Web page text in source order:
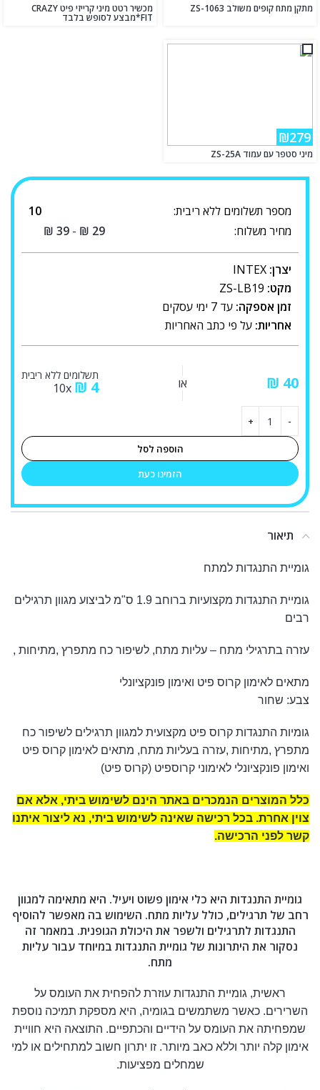
מתקן מתח קופים משולב ZS-1063 מכשיר רטט מיני קרייזי פיט CRAZY
FIT*מבצע לסופש בלבד
₪279
מיני סטפר עם עמוד ZS-25A
מספר תשלומים ללא ריבית:
10
מחיר משלוח:
₪ 29
-
₪ 39
יצרן: INTEX
מקט: ZS-LB19
זמן אספקה: עד 7 ימי עסקים
אחריות: על פי כתב האחריות
₪ או
תשלומים ללא ריבית
₪ 4
הוספה לסל
הזמינו כעת
תיאור
גומיית התנגדות למתח
גומיית התנגדות מקצועיות ברוחב 1.9 ס"מ לביצוע מגוון תרגילים
רבים
עזרה בתרגילי מתח – עליות מתח, לשיפור כח מתפרץ ,מתיחות ,
מתאים לאימון קרוס פיט ואימון פונקציונלי
צבע: שחור
גומיות התנגדות קרוס פיט מקצועית למגוון תרגילים לשיפור כח
מתפרץ ,מתיחות ,עזרה בעליות מתח, מתאים לאימון קרוס פיט
ואימון פונקציונלי לאימוני קרוספיט (קרוס פיט)
כלל המוצרים הנמכרים באתר הינם לשימוש ביתי, אלא אם
צוין אחרת. בכל רכישה שאינה לשימוש ביתי, נא ליצור איתנו
קשר לפני הרכישה.
גומיית התנגדות היא כלי אימון פשוט ויעיל. היא מתאימה למגוון
רחב של תרגילים, כולל עליות מתח. השימוש בה מאפשר להוסיף
התנגדות לתרגילים ולשפר את היכולת הגופנית. במאמר זה
נסקור את היתרונות של גומיית התנגדות במיוחד עבור עליות
מתח.
ראשית, גומיית התנגדות עוזרת להפחית את העומס על
השרירים. כאשר משתמשים בגומיה, היא מספקת תמיכה נוספת
שמפחיתה את העומס על הידיים והכתפיים. התוצאה היא חוויית
אימון קלה יותר וללא כאב מיותר. זו יתרון חשוב למתחילים או למי
שמחלים מפציעות.